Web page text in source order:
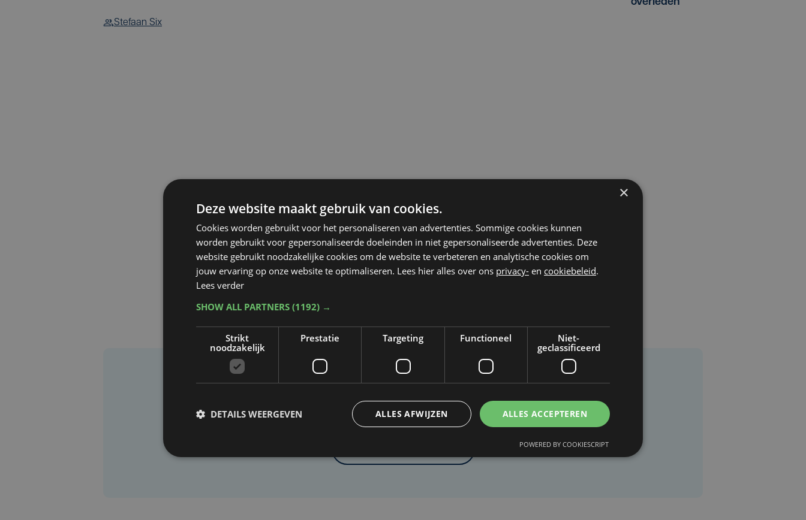
Stefaan Six
Heb je een taal- of schrijffout opgemerkt in dit artikel?
×
Deze website maakt gebruik van cookies.
Cookies worden gebruikt voor het personaliseren van advertenties. Sommige cookies kunnen
worden gebruikt voor gepersonaliseerde doeleinden in niet gepersonaliseerde advertenties. Deze
website gebruikt noodzakelijke cookies om de website te verbeteren en analytische cookies om
jouw ervaring op onze website te optimaliseren. Lees hier alles over ons privacy- en cookiebeleid.
Lees verder
SHOW ALL PARTNERS (1192) →
Strikt
noodzakelijk
Prestatie Targeting Functioneel
Niet-
geclassificeerd
ALLES ACCEPTEREN
ALLES AFWIJZEN
DETAILS WEERGEVEN
POWERED BY COOKIESCRIPT